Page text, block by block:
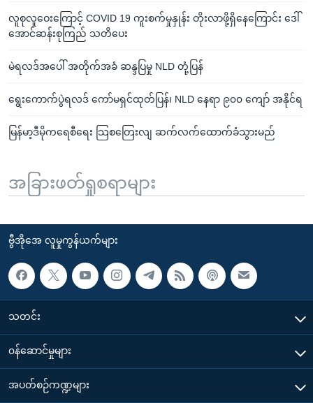
လူစုလူဝေးကြောင့် COVID 19 ကူးစက်မှုနှုန်း တိုးလာဖို့ရှိနေကြောင်း ဒေါ်
အောင်ဆန်းစုကြည် သတိပေး
မဲရလဒ်အပေါ် အတိုက်အခံ ဆန္ဒပြမှု NLD တုံ့ပြန်
ရွေးကောက်ပွဲရလဒ် ကော်မရှင်ထုတ်ပြန်၊ NLD နေရာ ၉၀၀ ကျော် အနိုင်ရ
မြန်မာ့ဒီမိုကရေစီရေး သြစတြေးလျ ဆက်လက်ထောက်ခံသွားမည်
အခြားဖတ်ရှုစရာများ
ဗွီအိုအေ လူမှုကွန်ယက်များ
သတင်း
၀န်ဆောင်မှုများ
အပတ်စဉ်ကဏ္ဍများ